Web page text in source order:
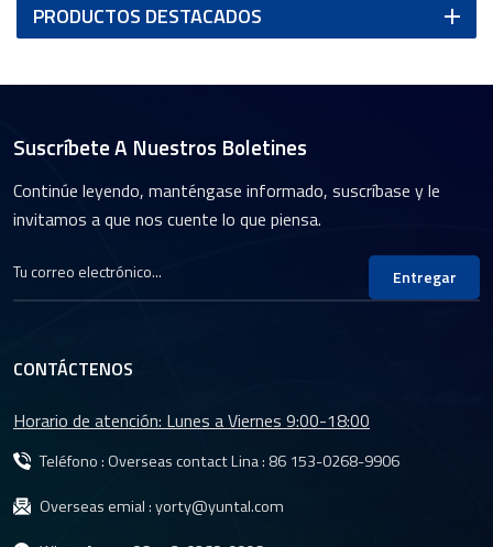
PRODUCTOS DESTACADOS
Suscríbete A Nuestros Boletines
Continúe leyendo, manténgase informado, suscríbase y le
invitamos a que nos cuente lo que piensa.
Entregar
CONTÁCTENOS
Horario de atención: Lunes a Viernes 9:00-18:00
Teléfono : Overseas contact Lina : 86 153-0268-9906
Overseas emial :yorty@yuntal.com